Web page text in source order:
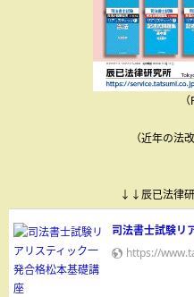
（近年の法
↓↓辰已法律
司法書士試験リ
https://